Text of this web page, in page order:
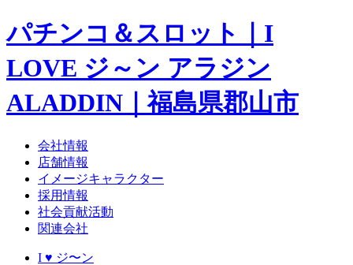
パチンコ＆スロット｜I
LOVE ジ～ン アラジン
ALADDIN｜福島県郡山市
会社情報
店舗情報
イメージキャラクター
採用情報
社会貢献活動
関連会社
I ♥ ジ〜ン